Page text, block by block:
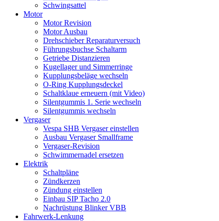
Schwingsattel
Motor
Motor Revision
Motor Ausbau
Drehschieber Reparaturversuch
Führungsbuchse Schaltarm
Getriebe Distanzieren
Kugellager und Simmerringe
Kupplungsbeläge wechseln
O-Ring Kupplungsdeckel
Schaltklaue erneuern (mit Video)
Silentgummis 1. Serie wechseln
Silentgummis wechseln
Vergaser
Vespa SHB Vergaser einstellen
Ausbau Vergaser Smallframe
Vergaser-Revision
Schwimmernadel ersetzen
Elektrik
Schaltpläne
Zündkerzen
Zündung einstellen
Einbau SIP Tacho 2.0
Nachrüstung Blinker VBB
Fahrwerk-Lenkung